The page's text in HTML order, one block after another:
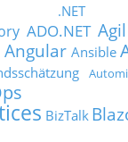
.NET
ADO.NET Agil
Angular Ansible
BizTalk